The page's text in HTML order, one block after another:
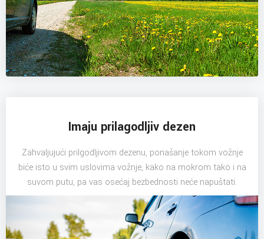
Imaju prilagodljiv dezen
Zahvaljujući prilgodljivom dezenu, ponašanje tokom vožnje
biće isto u svim uslovima vožnje, kako na mokrom tako i na
suvom putu, pa vas osećaj bezbednosti neće napuštati.